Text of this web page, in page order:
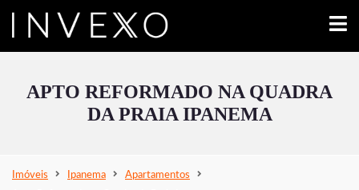
APTO REFORMADO NA QUADRA
DA PRAIA IPANEMA
Imóveis Ipanema
Apartamentos